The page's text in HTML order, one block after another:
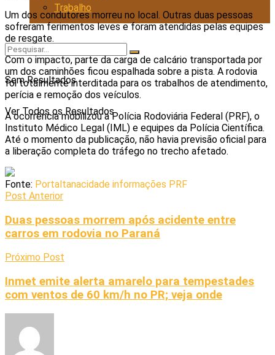
Trabalho
Sem Resultados
Ver Todos os Resultados
Um dos condutores morreu no local. Outras duas pessoas
sofreram ferimentos leves e foram atendidas pelas equipes
de resgate.
Com o impacto, parte da carga de calcário transportada por
um dos caminhões ficou espalhada sobre a pista. A rodovia
foi totalmente interditada para os trabalhos de atendimento,
perícia e remoção dos veículos.
A ocorrência mobilizou a Polícia Rodoviária Federal (PRF), o
Instituto Médico Legal (IML) e equipes da Polícia Científica.
Até o momento da publicação, não havia previsão oficial para
a liberação completa do tráfego no trecho afetado.
Fonte: Portaltanacidade informações PRF
Post Anterior
Duas pessoas morrem após acidente entre
carros em rodovia no Paraná
Próximo Post
Inmet emite alerta amarelo para tempestades
com ventos de 60 km/h no PR; veja onde